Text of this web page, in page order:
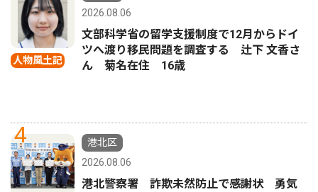
人物風土記
2026.08.06
文部科学省の留学支援制度で12月からドイ
ツへ渡り移民問題を調査する 辻下 文香さ
ん 菊名在住 16歳
4
港北区
2026.08.06
港北警察署 詐欺未然防止で感謝状 勇気